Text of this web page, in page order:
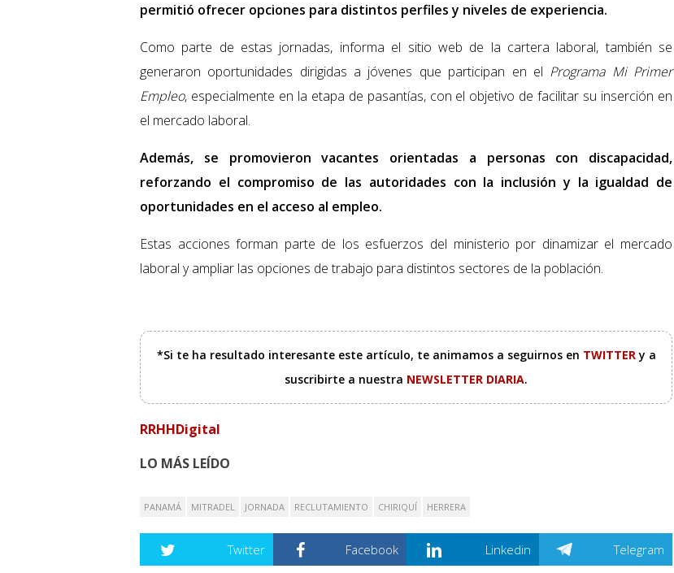
permitió ofrecer opciones para distintos perfiles y niveles de experiencia.
Como parte de estas jornadas, informa el sitio web de la cartera laboral, también se
generaron oportunidades dirigidas a jóvenes que participan en el Programa Mi Primer
Empleo, especialmente en la etapa de pasantías, con el objetivo de facilitar su inserción en
el mercado laboral.
Además, se promovieron vacantes orientadas a personas con discapacidad,
reforzando el compromiso de las autoridades con la inclusión y la igualdad de
oportunidades en el acceso al empleo.
Estas acciones forman parte de los esfuerzos del ministerio por dinamizar el mercado
laboral y ampliar las opciones de trabajo para distintos sectores de la población.
*Si te ha resultado interesante este artículo, te animamos a seguirnos en TWITTERy a
suscribirte a nuestra NEWSLETTER DIARIA.
RRHHDigital
LO MÁS LEÍDO
PANAMÁ MITRADEL JORNADA RECLUTAMIENTO CHIRIQUÍ HERRERA
Twitter Facebook Linkedin Telegram